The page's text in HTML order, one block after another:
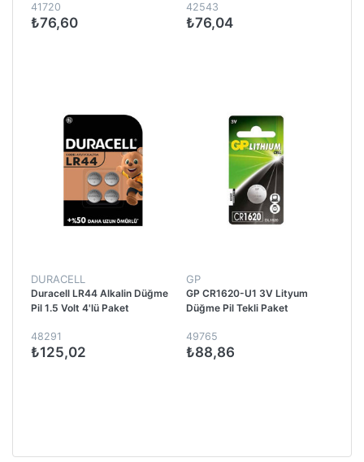
41720
₺76,60
42543
₺76,04
DURACELL
Duracell LR44 Alkalin Düğme
Pil 1.5 Volt 4'lü Paket
48291
₺125,02
GP
GP CR1620-U1 3V Lityum
Düğme Pil Tekli Paket
49765
₺88,86